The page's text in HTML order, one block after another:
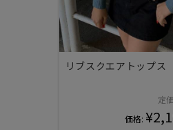
リブスクエアトップス
定
価格: